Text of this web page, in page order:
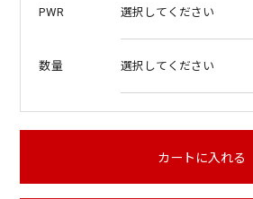
PWR
数量
カートに入れる